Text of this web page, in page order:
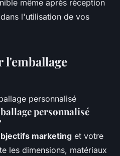
même après réception
l'utilisation de vos
l'emballage
personnalisé
marketing et votre
les dimensions, matériaux